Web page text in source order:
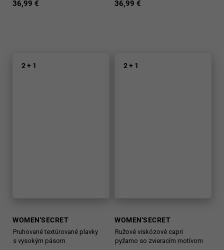
36,99 € 36,99 €
2 + 1
WOMEN'SECRET
Pruhované textúrované plavky
s vysokým pásom
2 + 1
WOMEN'SECRET
Ružové viskózové capri
pyžamo so zvieracím motívom